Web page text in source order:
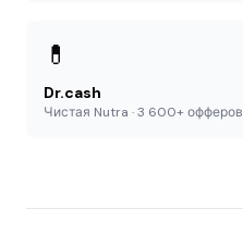
💊
Dr.cash
Чистая Nutra · 3 600+ офферов